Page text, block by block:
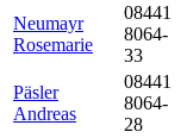
Neumayr
Rosemarie
08441
8064-
33
Päsler
Andreas
08441
8064-
28